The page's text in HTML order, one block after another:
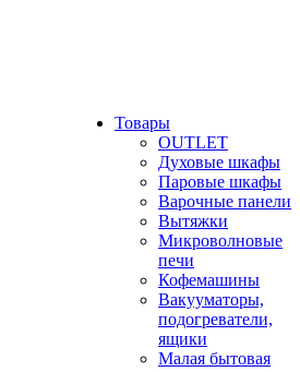
Товары
OUTLET
Духовые шкафы
Паровые шкафы
Варочные панели
Вытяжки
Микроволновые
печи
Кофемашины
Вакууматоры,
подогреватели,
ящики
Малая бытовая